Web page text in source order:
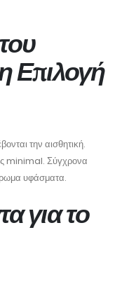
Επιλογή
την αισθητική.
minimal. Σύγχρονα
υφάσματα.
για το